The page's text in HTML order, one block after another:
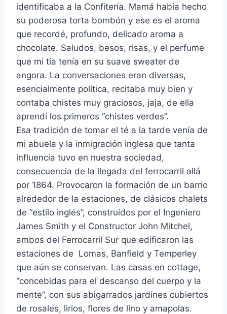
identificaba a la Confitería. Mamá había hecho
su poderosa torta bombón y ese es el aroma
que recordé, profundo, delicado aroma a
chocolate. Saludos, besos, risas, y el perfume
que mi tía tenía en su suave sweater de
angora. La conversaciones eran diversas,
esencialmente política, recitaba muy bien y
contaba chistes muy graciosos, jaja, de ella
aprendí los primeros “chistes verdes”.
Esa tradición de tomar el té a la tarde venía de
mi abuela y la inmigración inglesa que tanta
influencia tuvo en nuestra sociedad,
consecuencia de la llegada del ferrocarril allá
por 1864. Provocaron la formación de un barrio
alrededor de la estaciones, de clásicos chalets
de “estilo inglés”, construidos por el Ingeniero
James Smith y el Constructor John Mitchel,
ambos del Ferrocarril Sur que edificaron las
estaciones de Lomas, Banfield y Temperley
que aún se conservan. Las casas en cottage,
“concebidas para el descanso del cuerpo y la
mente”, con sus abigarrados jardines cubiertos
de rosales, lirios, flores de lino y amapolas.